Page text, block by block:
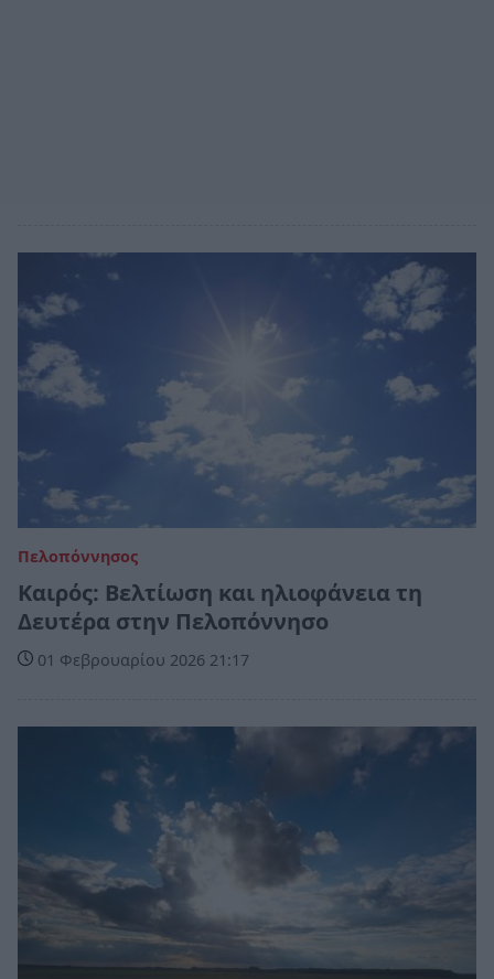
Πελοπόννησος
Καιρός: Βελτίωση και ηλιοφάνεια τη
Δευτέρα στην Πελοπόννησο
01 Φεβρουαρίου 2026 21:17